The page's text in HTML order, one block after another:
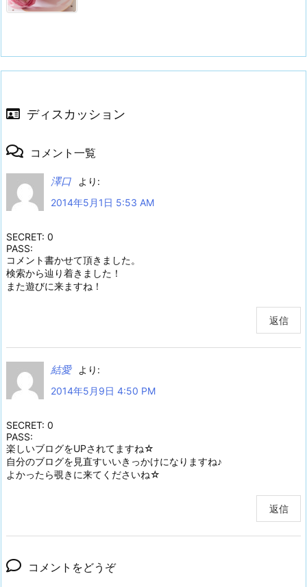
ディスカッション
コメント一覧
澤口
より:
2014年5月1日 5:53 AM
SECRET: 0
PASS:
コメント書かせて頂きました。
検索から辿り着きました！
また遊びに来ますね！
返信
結愛
より:
2014年5月9日 4:50 PM
SECRET: 0
PASS:
楽しいブログをUPされてますね☆
自分のブログを見直すいいきっかけになりますね♪
よかったら覗きに来てくださいね☆
返信
コメントをどうぞ